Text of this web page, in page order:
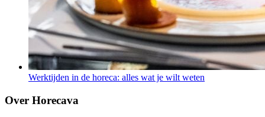
Werktijden in de horeca: alles wat je wilt weten
Over Horecava